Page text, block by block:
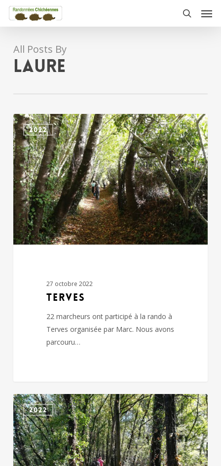
Skip
contentAll Posts By
laure
TERVES
2022
27 octobre 2022
TERVES
22 marcheurs ont participé à la rando à
Terves organisée par Marc. Nous avons
parcouru…
NUEIL
LES
AUBIERS
2022